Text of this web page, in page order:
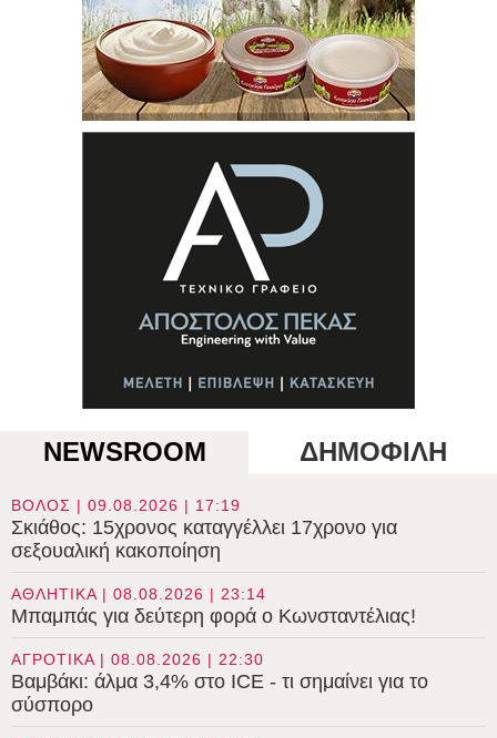
NEWSROOM ΔΗΜΟΦΙΛΗ
ΒΟΛΟΣ | 09.08.2026 | 17:19
Σκιάθος: 15χρονος καταγγέλλει 17χρονο για
σεξουαλική κακοποίηση
ΑΘΛΗΤΙΚΑ | 08.08.2026 | 23:14
Μπαμπάς για δεύτερη φορά ο Κωνσταντέλιας!
ΑΓΡΟΤΙΚΑ | 08.08.2026 | 22:30
Βαμβάκι: άλμα 3,4% στο ICE - τι σημαίνει για το
σύσπορο